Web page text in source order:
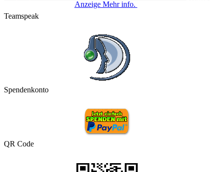
Anzeige Mehr info.
Teamspeak
Spendenkonto
QR Code